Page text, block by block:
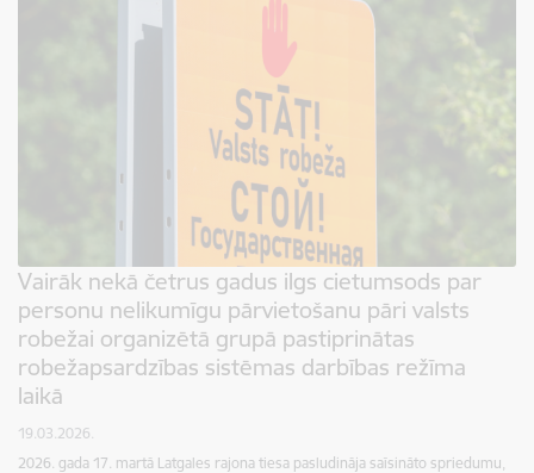
Vairāk nekā četrus gadus ilgs cietumsods par
personu nelikumīgu pārvietošanu pāri valsts
robežai organizētā grupā pastiprinātas
robežapsardzības sistēmas darbības režīma
laikā
19.03.2026.
2026. gada 17. martā Latgales rajona tiesa pasludināja saīsināto spriedumu,